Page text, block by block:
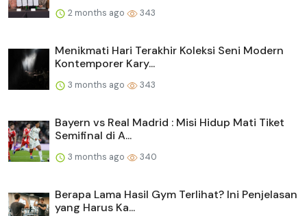
2 months ago 343
Menikmati Hari Terakhir Koleksi Seni Modern
Kontemporer Kary...
3 months ago 343
Bayern vs Real Madrid : Misi Hidup Mati Tiket
Semifinal di A...
3 months ago 340
Berapa Lama Hasil Gym Terlihat? Ini Penjelasan
yang Harus Ka...